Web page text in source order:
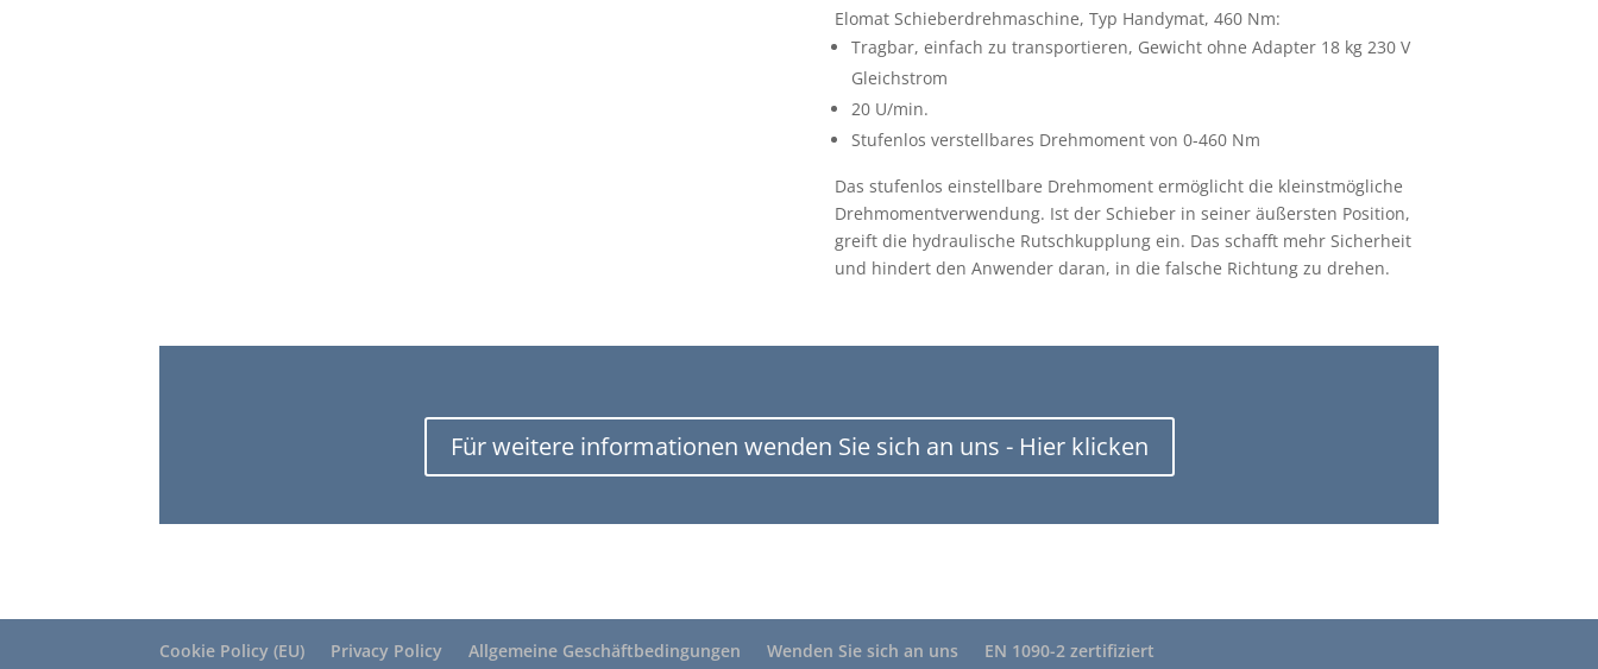
Elomat Schieberdrehmaschine, Typ Handymat, 460 Nm:
Tragbar, einfach zu transportieren, Gewicht ohne Adapter 18 kg 230 V
Gleichstrom
20 U/min.
Stufenlos verstellbares Drehmoment von 0-460 Nm
Das stufenlos einstellbare Drehmoment ermöglicht die kleinstmögliche
Drehmomentverwendung. Ist der Schieber in seiner äußersten Position,
greift die hydraulische Rutschkupplung ein. Das schafft mehr Sicherheit
und hindert den Anwender daran, in die falsche Richtung zu drehen.
Für weitere informationen wenden Sie sich an uns - Hier klicken
Cookie Policy (EU) Privacy Policy Allgemeine Geschäftbedingungen Wenden Sie sich an uns EN 1090-2 zertifiziert